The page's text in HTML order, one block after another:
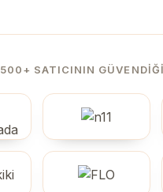
500+ SATICININ